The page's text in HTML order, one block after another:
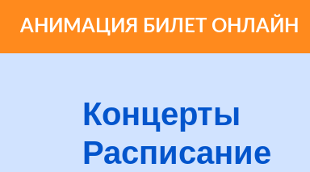
АНИМАЦИЯ БИЛЕТ ОНЛАЙН
Концерты
Расписание